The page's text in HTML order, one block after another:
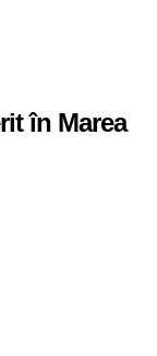
în Marea